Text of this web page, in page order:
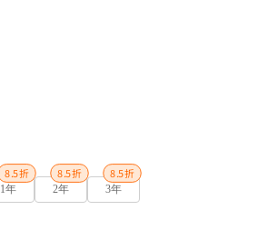
1年
8.5折
2年
8.5折
3年
8.5折